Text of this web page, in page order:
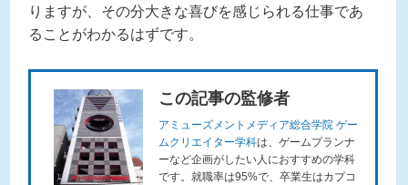
りますが、その分大きな喜びを感じられる仕事であ
ることがわかるはずです。
この記事の監修者
アミューズメントメディア総合学院 ゲー
ムクリエイター学科は、ゲームプランナ
ーなど企画がしたい人におすすめの学科
です。就職率は95%で、卒業生はカプコ